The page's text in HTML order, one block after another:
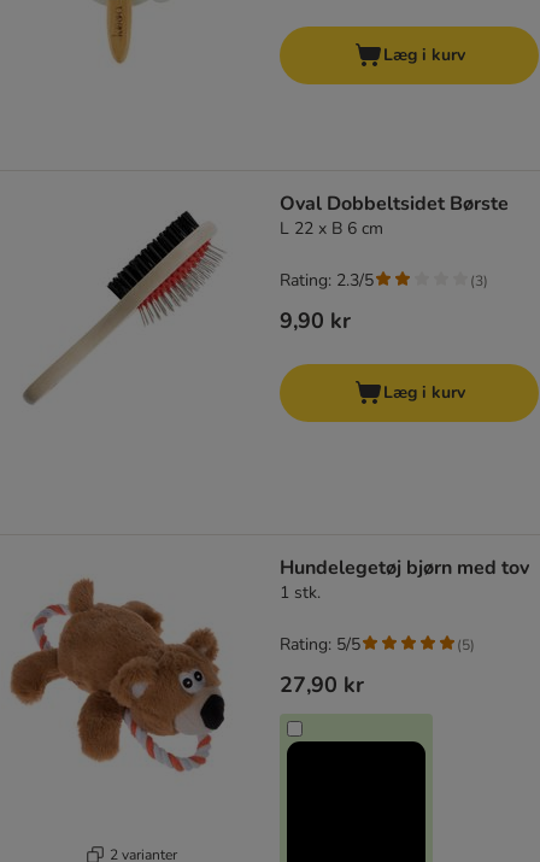
Læg i kurv
Oval Dobbeltsidet Børste
L 22 x B 6 cm
9,90 kr
Rating: 2.3/5 (3)
Læg i kurv
2 varianter
Hundelegetøj bjørn med tov
1 stk.
27,90 kr
Rating: 5/5 (5)